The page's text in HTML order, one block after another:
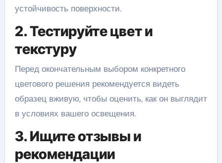
устойчивость поверхности.
2. Тестируйте цвет и
текстуру
Перед окончательным выбором конкретного
цветового решения рекомендуется видеть
образец вживую, чтобы оценить, как он выглядит
в условиях вашего освещения.
3. Ищите отзывы и
рекомендации